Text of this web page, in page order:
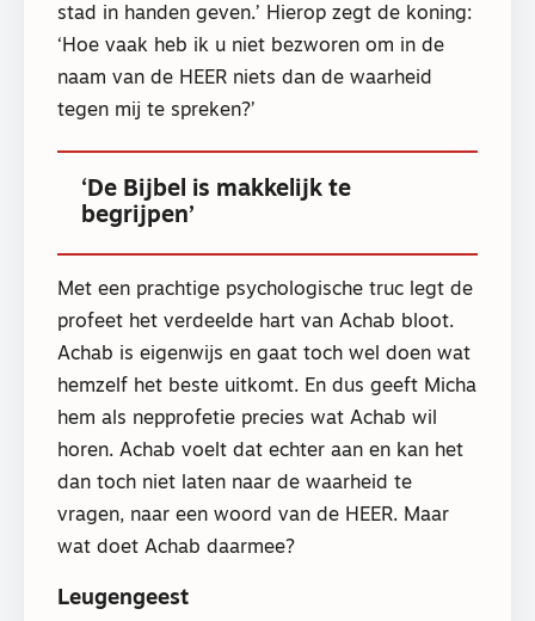
stad in handen geven.’ Hierop zegt de koning:
‘Hoe vaak heb ik u niet bezworen om in de
naam van de HEER niets dan de waarheid
tegen mij te spreken?’
‘De Bijbel is makkelijk te
begrijpen’
Met een prachtige psychologische truc legt de
profeet het verdeelde hart van Achab bloot.
Achab is eigenwijs en gaat toch wel doen wat
hemzelf het beste uitkomt. En dus geeft Micha
hem als nepprofetie precies wat Achab wil
horen. Achab voelt dat echter aan en kan het
dan toch niet laten naar de waarheid te
vragen, naar een woord van de HEER. Maar
wat doet Achab daarmee?
Leugengeest